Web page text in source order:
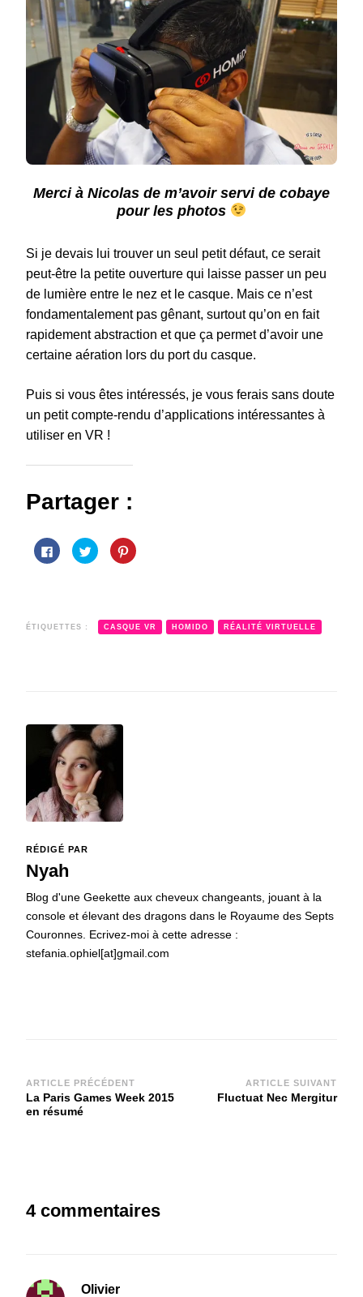
Merci à Nicolas de m’avoir servi de cobaye
pour les photos
Si je devais lui trouver un seul petit défaut, ce serait
peut-être la petite ouverture qui laisse passer un peu
de lumière entre le nez et le casque. Mais ce n’est
fondamentalement pas gênant, surtout qu’on en fait
rapidement abstraction et que ça permet d’avoir une
certaine aération lors du port du casque.
Puis si vous êtes intéressés, je vous ferais sans doute
un petit compte-rendu d’applications intéressantes à
utiliser en VR !
Partager :
Cliquez
pour
partager
fenêtre)
Cliquez
pour
partager
fenêtre)
Cliquez
pour
fenêtre)
ÉTIQUETTES : CASQUE VR HOMIDO RÉALITÉ VIRTUELLE
RÉDIGÉ PAR
Nyah
Blog d'une Geekette aux cheveux changeants, jouant à la
console et élevant des dragons dans le Royaume des Septs
Couronnes. Ecrivez-moi à cette adresse :
stefania.ophiel[at]gmail.com
Navigation
d'article
ARTICLE PRÉCÉDENT
La Paris Games Week 2015
en résumé
ARTICLE SUIVANT
Fluctuat Nec Mergitur
4 commentaires
Olivier